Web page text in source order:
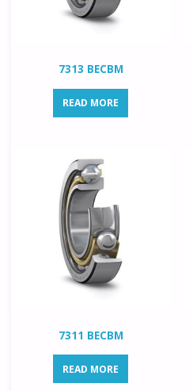
7313 BECBM
READ MORE
7311 BECBM
READ MORE